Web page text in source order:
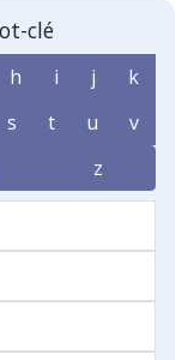
clé
h i j
k
s t u
v
z